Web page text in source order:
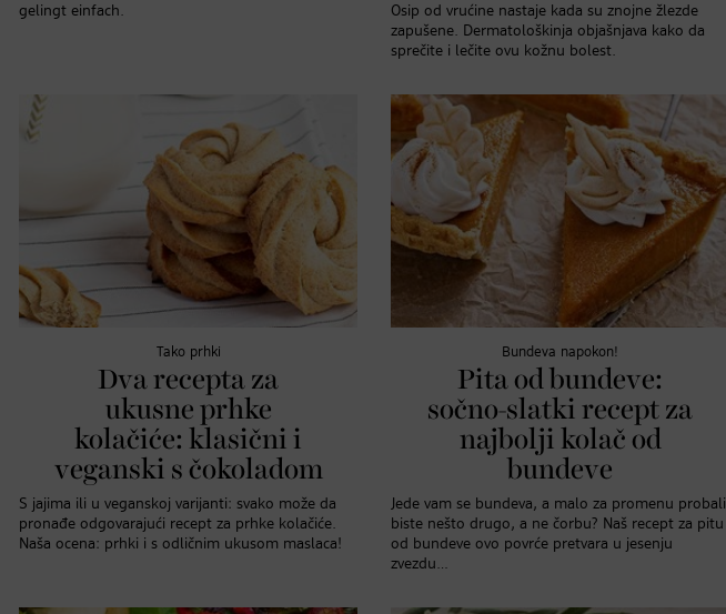
gelingt einfach.
Osip od vrućine nastaje kada su znojne žlezde
zapušene. Dermatološkinja objašnjava kako da
sprečite i lečite ovu kožnu bolest.
Tako prhki
Dva recepta za
ukusne prhke
kolačiće: klasični i
veganski s čokoladom
S jajima ili u veganskoj varijanti: svako može da
pronađe odgovarajući recept za prhke kolačiće.
Naša ocena: prhki i s odličnim ukusom maslaca!
Bundeva napokon!
Pita od bundeve:
sočno-slatki recept za
najbolji kolač od
bundeve
Jede vam se bundeva, a malo za promenu probali
biste nešto drugo, a ne čorbu? Naš recept za pitu
od bundeve ovo povrće pretvara u jesenju
zvezdu…